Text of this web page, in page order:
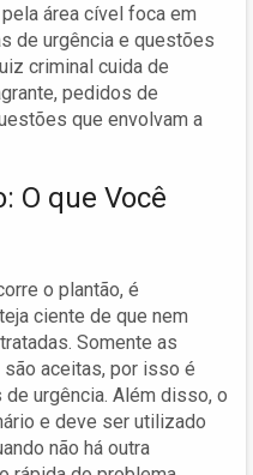
área cível foca em
de urgência e questões
criminal cuida de
pedidos de
que envolvam a
O que Você
o plantão, é
ciente de que nem
Somente as
aceitas, por isso é
urgência. Além disso, o
e deve ser utilizado
não há outra